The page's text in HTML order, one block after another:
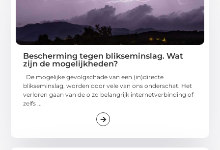
Bescherming tegen blikseminslag. Wat
zijn de mogelijkheden?
De mogelijke gevolgschade van een (in)directe
blikseminslag, worden door vele van ons onderschat. Het
verloren gaan van de o zo belangrijk internetverbinding of
zelfs ...